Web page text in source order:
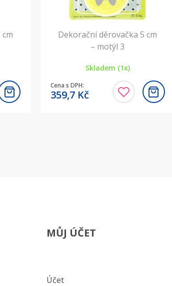
Dekorační děrovačka 5 cm
– motýl 3
Skladem (1x)
Cena s DPH:
359,7 Kč
MŮJ ÚČET
Účet